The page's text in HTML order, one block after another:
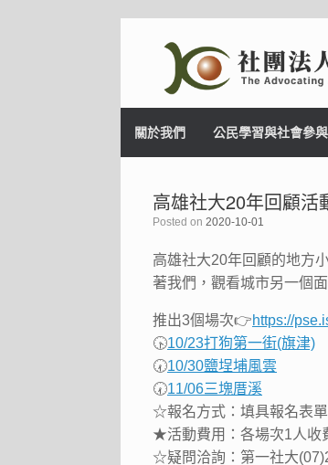
關於我們 公民學習與社會參與
高雄社大20年回顧活
Posted on 2020-10-01
高雄社大20年回顧的地方
著我們，觀看城市另一個面
推出3個場次👉https://
🕟10/23打狗第一街(旗津)
🕢10/30鹽埕埔風雲
🕢11/06三塊厝溪
☆報名方式：填具報名表單
★活動費用：各場次1人收
☆疑問洽詢：第一社大